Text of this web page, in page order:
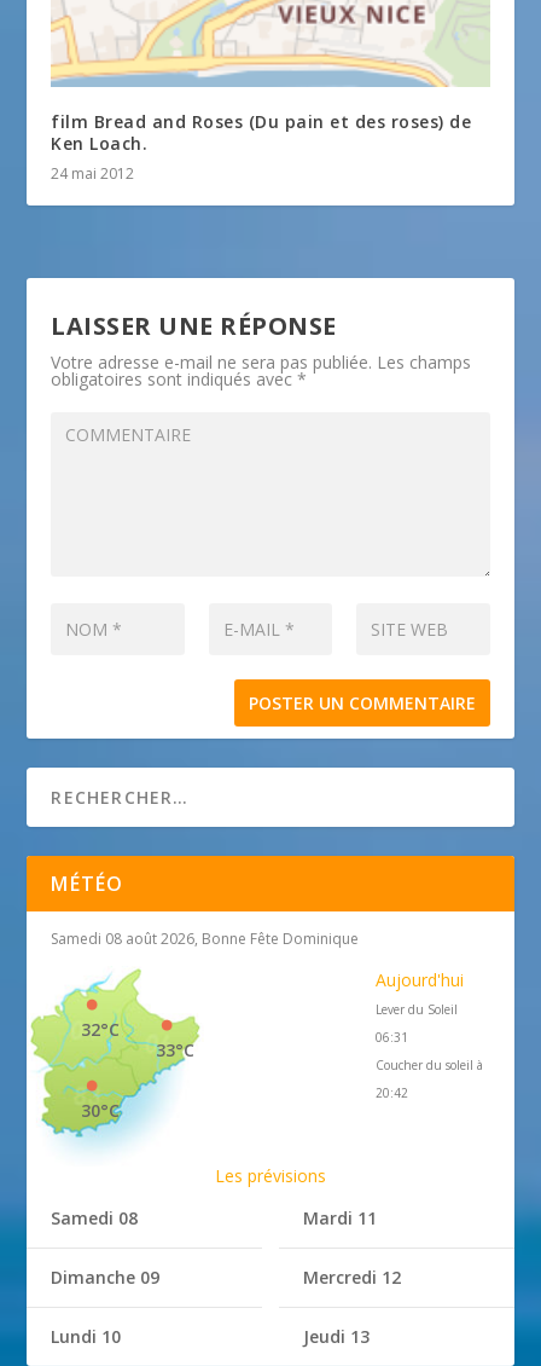
film Bread and Roses (Du pain et des roses) de
Ken Loach.
24 mai 2012
LAISSER UNE RÉPONSE
Votre adresse e-mail ne sera pas publiée. Les champs
obligatoires sont indiqués avec*
MÉTÉO
Samedi 08 août 2026, Bonne Fête Dominique
33°C
32°C
30°C
Aujourd'hui
Lever du Soleil
06:31
Coucher du soleil à
20:42
Les prévisions
Samedi 08
Dimanche 09
Lundi 10
Mardi 11
Mercredi 12
Jeudi 13